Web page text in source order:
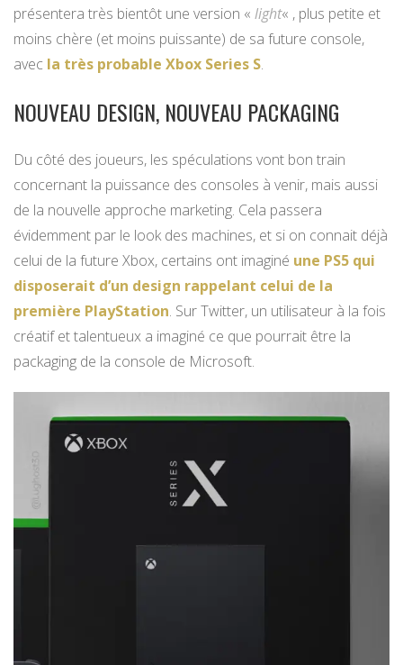
présentera très bientôt une version « light« , plus petite et
moins chère (et moins puissante) de sa future console,
avec la très probable Xbox Series S.
NOUVEAU DESIGN, NOUVEAU PACKAGING
Du côté des joueurs, les spéculations vont bon train
concernant la puissance des consoles à venir, mais aussi
de la nouvelle approche marketing. Cela passera
évidemment par le look des machines, et si on connait déjà
celui de la future Xbox, certains ont imaginé une PS5 qui
disposerait d’un design rappelant celui de la
première PlayStation. Sur Twitter, un utilisateur à la fois
créatif et talentueux a imaginé ce que pourrait être la
packaging de la console de Microsoft.